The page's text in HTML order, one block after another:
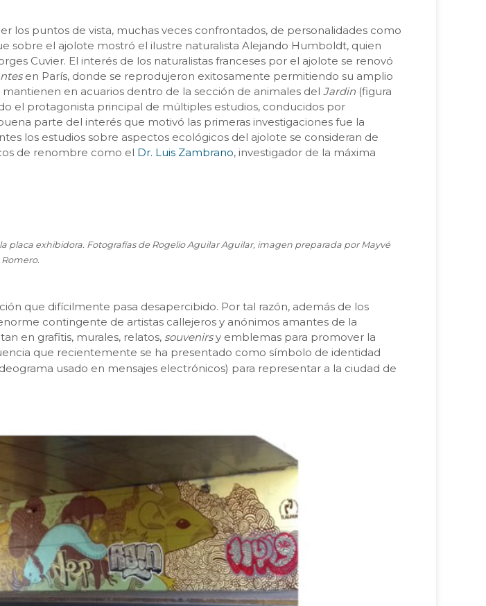
los puntos de vista, muchas veces confrontados, de personalidades como
sobre el ajolote mostró el ilustre naturalista Alejando Humboldt, quien
Cuvier. El interés de los naturalistas franceses por el ajolote se renovó
en París, donde se reprodujeron exitosamente permitiendo su amplio
en acuarios dentro de la sección de animales del Jardin (figura
el protagonista principal de múltiples estudios, conducidos por
parte del interés que motivó las primeras investigaciones fue la
los estudios sobre aspectos ecológicos del ajolote se consideran de
de renombre como el Dr. Luis Zambrano, investigador de la máxima
placa exhibidora. Fotografías de Rogelio Aguilar Aguilar, imagen preparada por Mayvé
Romero.
que difícilmente pasa desapercibido. Por tal razón, además de los
contingente de artistas callejeros y anónimos amantes de la
en grafitis, murales, relatos, souvenirsy emblemas para promover la
que recientemente se ha presentado como símbolo de identidad
usado en mensajes electrónicos) para representar a la ciudad de